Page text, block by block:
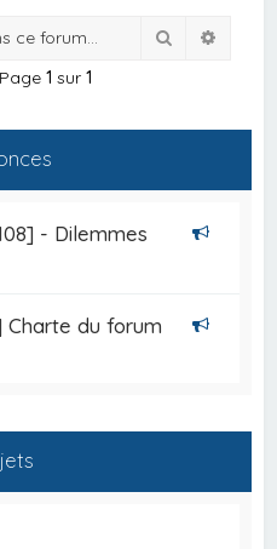
Rechercher
1 sur 1
- Dilemmes
Charte du forum